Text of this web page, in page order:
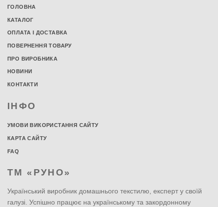
ГОЛОВНА
КАТАЛОГ
ОПЛАТА І ДОСТАВКА
ПОВЕРНЕННЯ ТОВАРУ
ПРО ВИРОБНИКА
НОВИНИ
КОНТАКТИ
ІНФО
УМОВИ ВИКОРИСТАННЯ САЙТУ
КАРТА САЙТУ
FAQ
ТМ «РУНО»
Український виробник домашнього текстилю, експерт у своїй
галузі. Успішно працює на українському та закордонному